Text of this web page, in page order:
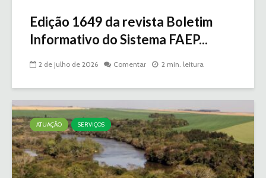
Edição 1649 da revista Boletim
Informativo do Sistema FAEP...
2 de julho de 2026 Comentar 2 min. leitura
ATUAÇÃO SERVIÇOS